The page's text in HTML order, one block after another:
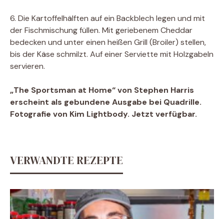
6. Die Kartoffelhälften auf ein Backblech legen und mit
der Fischmischung füllen. Mit geriebenem Cheddar
bedecken und unter einen heißen Grill (Broiler) stellen,
bis der Käse schmilzt. Auf einer Serviette mit Holzgabeln
servieren.
„The Sportsman at Home“ von Stephen Harris
erscheint als gebundene Ausgabe bei Quadrille.
Fotografie von Kim Lightbody. Jetzt verfügbar.
VERWANDTE REZEPTE